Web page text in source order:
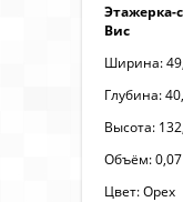
Этажерка-
Вис
Ширина:
Глубина:
Высота:
Объём: 0,07
Цвет: Орех